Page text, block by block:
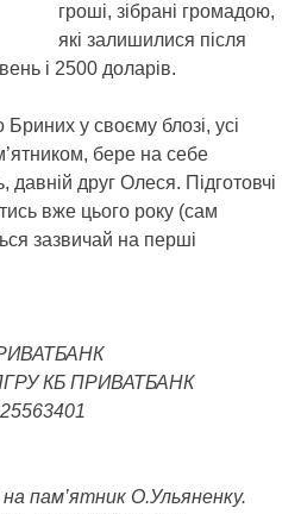
гроші, зібрані громадою,
які залишилися після
і 2500 доларів.
у своєму блозі, усі
бере на себе
давній друг Олеся. Підготовчі
вже цього року (сам
зазвичай на перші
КБ ПРИВАТБАНК
пам’ятник О.Ульяненку.